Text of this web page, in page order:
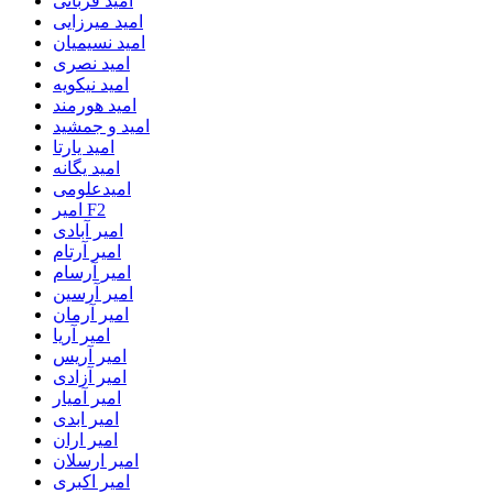
امید میرزایی
امید نسیمیان
امید نصری
امید نیکویه
امید هورمند
امید و جمشید
امید یارتا
امید یگانه
امیدعلومی
امیر F2
امیر آبادی
امیر آرتام
امیر آرسام
امیر آرسین
امیر آرمان
امیر آریا
امیر آریس
امیر آزادی
امیر آمیار
امیر ابدی
امیر اران
امیر ارسلان
امیر اکبری